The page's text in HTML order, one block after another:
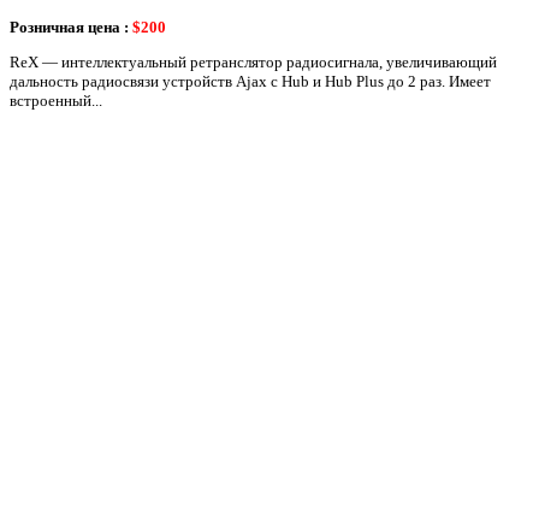
Розничная цена : $200
ReX — интеллектуальный ретранслятор радиосигнала, увеличивающий
дальность радиосвязи устройств Ajax с Hub и Hub Plus до 2 раз. Имеет
встроенный...